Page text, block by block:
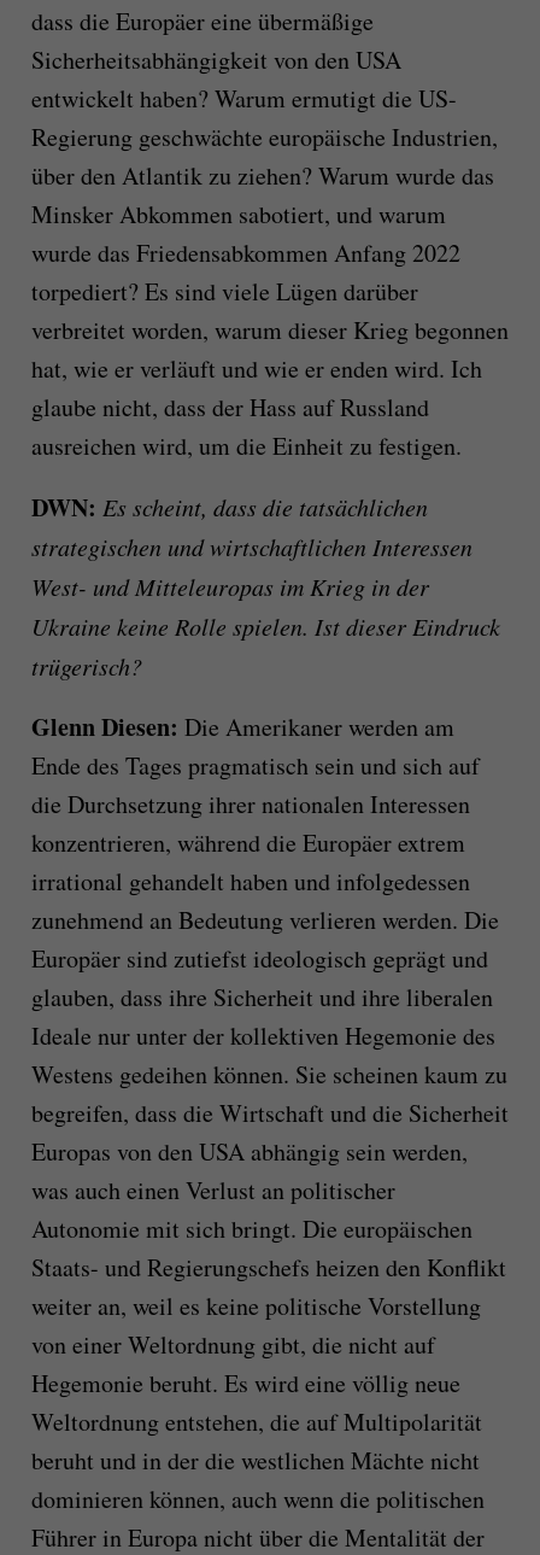
dass die Europäer eine übermäßige
Sicherheitsabhängigkeit von den USA
entwickelt haben? Warum ermutigt die US-
Regierung geschwächte europäische Industrien,
über den Atlantik zu ziehen? Warum wurde das
Minsker Abkommen sabotiert, und warum
wurde das Friedensabkommen Anfang 2022
torpediert? Es sind viele Lügen darüber
verbreitet worden, warum dieser Krieg begonnen
hat, wie er verläuft und wie er enden wird. Ich
glaube nicht, dass der Hass auf Russland
ausreichen wird, um die Einheit zu festigen.
DWN: Es scheint, dass die tatsächlichen
strategischen und wirtschaftlichen Interessen
West- und Mitteleuropas im Krieg in der
Ukraine keine Rolle spielen. Ist dieser Eindruck
trügerisch?
Glenn Diesen: Die Amerikaner werden am
Ende des Tages pragmatisch sein und sich auf
die Durchsetzung ihrer nationalen Interessen
konzentrieren, während die Europäer extrem
irrational gehandelt haben und infolgedessen
zunehmend an Bedeutung verlieren werden. Die
Europäer sind zutiefst ideologisch geprägt und
glauben, dass ihre Sicherheit und ihre liberalen
Ideale nur unter der kollektiven Hegemonie des
Westens gedeihen können. Sie scheinen kaum zu
begreifen, dass die Wirtschaft und die Sicherheit
Europas von den USA abhängig sein werden,
was auch einen Verlust an politischer
Autonomie mit sich bringt. Die europäischen
Staats- und Regierungschefs heizen den Konflikt
weiter an, weil es keine politische Vorstellung
von einer Weltordnung gibt, die nicht auf
Hegemonie beruht. Es wird eine völlig neue
Weltordnung entstehen, die auf Multipolarität
beruht und in der die westlichen Mächte nicht
dominieren können, auch wenn die politischen
Führer in Europa nicht über die Mentalität der